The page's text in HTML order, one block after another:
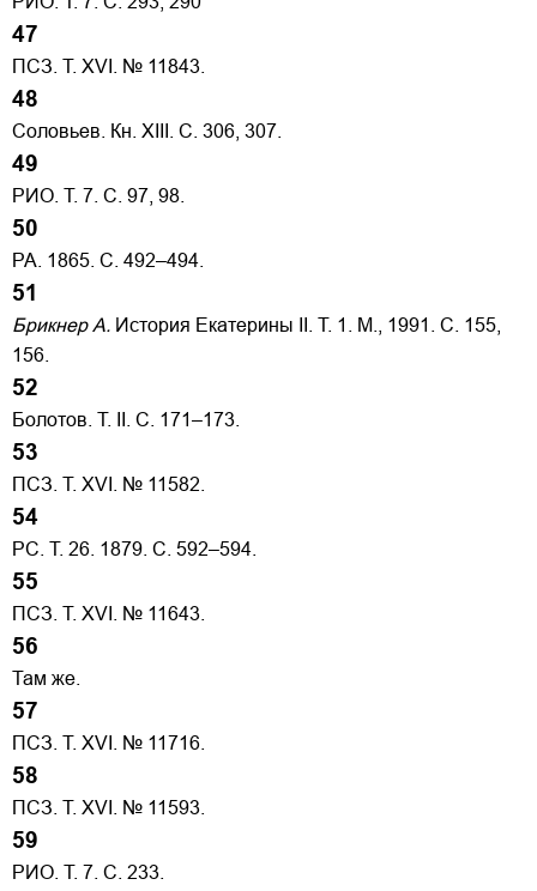
47
ПСЗ. Т. XVI. № 11843.
48
Соловьев. Кн. XIII. С. 306, 307.
49
РИО. Т. 7. С. 97, 98.
50
РА. 1865. С. 492–494.
51
Брикнер А. История Екатерины II. Т. 1. М., 1991. С. 155,
156.
52
Болотов. Т. II. С. 171–173.
53
ПСЗ. Т. XVI. № 11582.
54
РС. Т. 26. 1879. С. 592–594.
55
ПСЗ. Т. XVI. № 11643.
56
Там же.
57
ПСЗ. Т. XVI. № 11716.
58
ПСЗ. Т. XVI. № 11593.
59
РИО. Т. 7. С. 233.